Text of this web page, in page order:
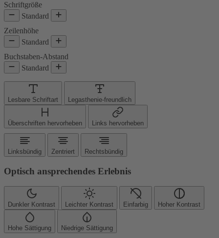
Schriftgröße
Standard
Zeilenhöhe
Standard
Buchstaben-Abstand
Standard
Lesbare Schriftart Legasthenie-freundlich
Überschriften hervorheben Links hervorheben
Linksbündig Zentriert Rechtsbündig
Optisch ansprechendes Erlebnis
Dunkler Kontrast Leichter Kontrast Einfarbig Hoher Kontrast
Hohe Sättigung Niedrige Sättigung